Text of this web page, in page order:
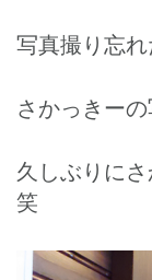
写真撮り忘れ
さかっきー
久しぶりに
笑